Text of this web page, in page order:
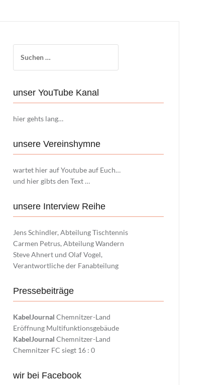
nach:
unser YouTube Kanal
hier gehts lang…
unsere Vereinshymne
wartet hier auf Youtube auf Euch…
und hier gibts den Text …
unsere Interview Reihe
Jens Schindler, Abteilung Tischtennis
Carmen Petrus, Abteilung Wandern
Steve Ahnert und Olaf Vogel,
Verantwortliche der Fanabteilung
Pressebeiträge
KabelJournal Chemnitzer-Land
Eröffnung Multifunktionsgebäude
KabelJournal Chemnitzer-Land
Chemnitzer FC siegt 16 : 0
wir bei Facebook